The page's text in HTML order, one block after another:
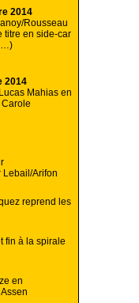
2014
Rousseau
titre en side-car
2014
Mahias en
Lebail/Arifon
reprend les
fin à la spirale
en